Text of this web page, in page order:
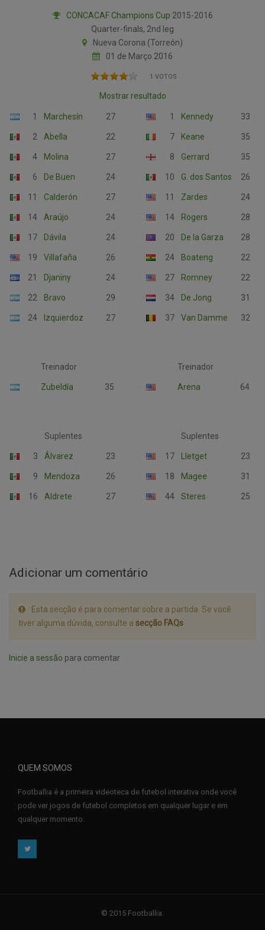
CONCACAF Champions Cup 2015-2016
Quarter-finals, 2nd leg
Nueva Corona (Torreón)
01 de Março 2016
1 VOTOS
Mostrar resultado
1 Marchesín 27
2 Abella 22
4 Molina 27
6 De Buen 24
11 Calderón 27
14 Araújo 24
17 Dávila 24
19 Villafaña 26
21 Djaniny 24
22 Bravo 29
24 Izquierdoz 27
1 Kennedy 33
7 Keane 35
8 Gerrard 35
10 G. dos Santos 26
11 Zardes 24
14 Rogers 28
20 De la Garza 28
24 Boateng 22
27 Romney 22
34 De Jong 31
37 Van Damme 32
Treinador
Zubeldía 35
Treinador
Arena 64
Suplentes
3 Álvarez 23
9 Mendoza 26
16 Aldrete 27
Suplentes
17 Lletget 23
18 Magee 31
44 Steres 25
Adicionar um comentário
Esta secção é para comentar sobre a partida. Se você
tiver alguma dúvida, consulte a secção FAQs
Inicie a sessão para comentar
QUEM SOMOS
Footballia é a primeira videoteca de futebol interativa onde você
pode ver jogos de futebol completos em qualquer lugar e em
qualquer momento.
© 2015 Footballia.